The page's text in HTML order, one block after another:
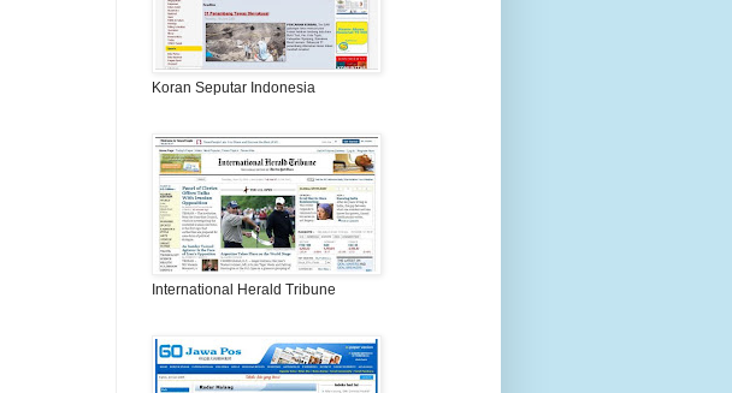
Koran Seputar Indonesia
International Herald Tribune